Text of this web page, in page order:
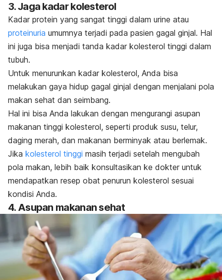
3. Jaga kadar kolesterol
Kadar protein yang sangat tinggi dalam urine atau
proteinuria umumnya terjadi pada pasien gagal ginjal. Hal
ini juga bisa menjadi tanda kadar kolesterol tinggi dalam
tubuh.
Untuk menurunkan kadar kolesterol, Anda bisa
melakukan gaya hidup gagal ginjal dengan menjalani pola
makan sehat dan seimbang.
Hal ini bisa Anda lakukan dengan mengurangi asupan
makanan tinggi kolesterol, seperti produk susu, telur,
daging merah, dan makanan berminyak atau berlemak.
Jika kolesterol tinggi masih terjadi setelah mengubah
pola makan, lebih baik konsultasikan ke dokter untuk
mendapatkan resep obat penurun kolesterol sesuai
kondisi Anda.
4. Asupan makanan sehat